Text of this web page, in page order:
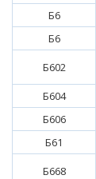
Б6
Б6
Б602
Б604
Б606
Б61
Б668